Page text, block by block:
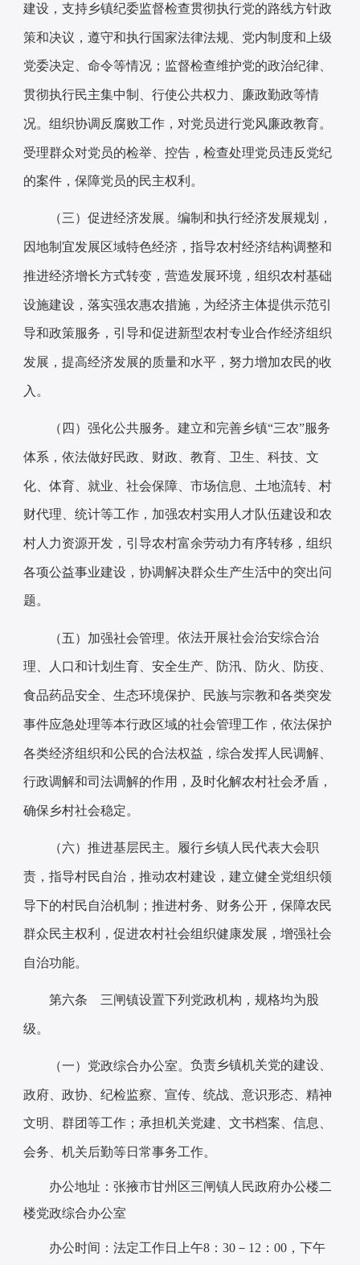
建设，支持乡镇纪委监督检查贯彻执行党的路线方针政
策和决议，遵守和执行国家法律法规、党内制度和上级
党委决定、命令等情况；监督检查维护党的政治纪律、
贯彻执行民主集中制、行使公共权力、廉政勤政等情
况。组织协调反腐败工作，对党员进行党风廉政教育。
受理群众对党员的检举、控告，检查处理党员违反党纪
的案件，保障党员的民主权利。
（三）促进经济发展。 编制和执行经济发展规划，
因地制宜发展区域特色经济，指导农村经济结构调整和
推进经济增长方式转变，营造发展环境，组织农村基础
设施建设，落实强农惠农措施，为经济主体提供示范引
导和政策服务，引导和促进新型农村专业合作经济组织
发展，提高经济发展的质量和水平，努力增加农民的收
入。
（四）强化公共服务。 建立和完善乡镇“三农”服务
体系，依法做好民政、财政、教育、卫生、科技、文
化、体育、就业、社会保障、市场信息、土地流转、村
财代理、统计等工作，加强农村实用人才队伍建设和农
村人力资源开发，引导农村富余劳动力有序转移，组织
各项公益事业建设，协调解决群众生产生活中的突出问
题。
（五）加强社会管理。 依法开展社会治安综合治
理、人口和计划生育、安全生产、防汛、防火、防疫、
食品药品安全、生态环境保护、民族与宗教和各类突发
事件应急处理等本行政区域的社会管理工作，依法保护
各类经济组织和公民的合法权益，综合发挥人民调解、
行政调解和司法调解的作用，及时化解农村社会矛盾，
确保乡村社会稳定。
（六）推进基层民主。 履行乡镇人民代表大会职
责，指导村民自治，推动农村建设，建立健全党组织领
导下的村民自治机制；推进村务、财务公开，保障农民
群众民主权利，促进农村社会组织健康发展，增强社会
自治功能。
第六条 三闸镇设置下列党政机构，规格均为股
级。
（一）党政综合办公室。 负责乡镇机关党的建设、
政府、政协、纪检监察、宣传、统战、意识形态、精神
文明、群团等工作；承担机关党建、文书档案、信息、
会务、机关后勤等日常事务工作。
办公地址：张掖市甘州区三闸镇人民政府办公楼二
楼党政综合办公室
办公时间：法定工作日上午8：30－12：00，下午